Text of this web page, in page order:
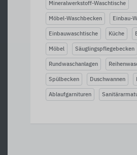
Mineralwerkstoff-Waschtische
Möbel-Waschbecken Einbau-
Einbauwaschtische Küche
Möbel Säuglingspflegebecken
Rundwaschanlagen
Spülbecken Duschwannen
Ablaufgarnituren